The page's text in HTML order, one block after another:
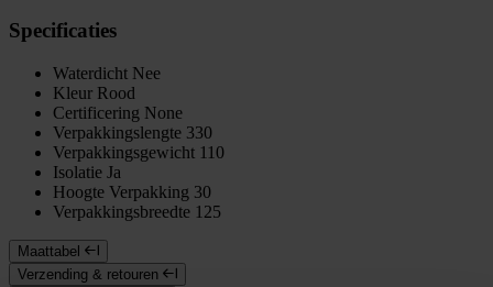
Specificaties
Waterdicht Nee
Kleur Rood
Certificering None
Verpakkingslengte 330
Verpakkingsgewicht 110
Isolatie Ja
Hoogte Verpakking 30
Verpakkingsbreedte 125
Maattabel
Verzending & retouren